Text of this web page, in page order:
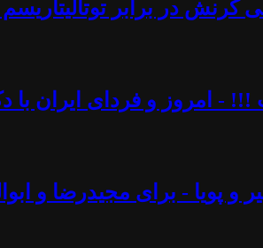
در برابر
!!! - امروز و فردای ایران
و پویا - برای مجیدرضا و